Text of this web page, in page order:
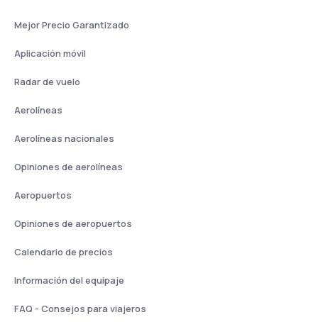
Mejor Precio Garantizado
Aplicación móvil
Radar de vuelo
Aerolíneas
Aerolíneas nacionales
Opiniones de aerolíneas
Aeropuertos
Opiniones de aeropuertos
Calendario de precios
Información del equipaje
FAQ - Consejos para viajeros